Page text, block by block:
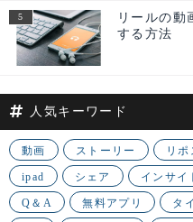
リールの動
する方法
人気キーワード
動画 ストーリー リポ
ipad シェア インサイ
Q＆A 無料アプリ タ